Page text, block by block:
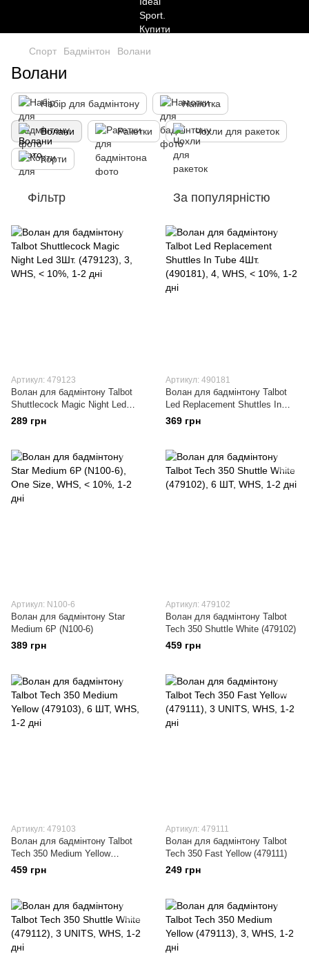
Спорт Бадмінтон Волани
Волани
Набір для бадмінтону Намотка
Волани Ракетки Чохли для ракеток
Корти
Фільтр За популярністю
Артикул: 479123
Волан для бадмінтону Talbot
Shuttlecock Magic Night Led
3Шт. (479123)
289 грн
Артикул: 490181
Волан для бадмінтону Talbot
Led Replacement Shuttles In
Tube 4Шт. (490181)
369 грн
Артикул: N100-6
Волан для бадмінтону Star
Medium 6P (N100-6)
389 грн
Артикул: 479102
Волан для бадмінтону Talbot
Tech 350 Shuttle White (479102)
459 грн
Артикул: 479103
Волан для бадмінтону Talbot
Tech 350 Medium Yellow
(479103)
459 грн
Артикул: 479111
Волан для бадмінтону Talbot
Tech 350 Fast Yellow (479111)
249 грн